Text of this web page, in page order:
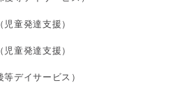
童発達支援）
童発達支援）
デイサービス）